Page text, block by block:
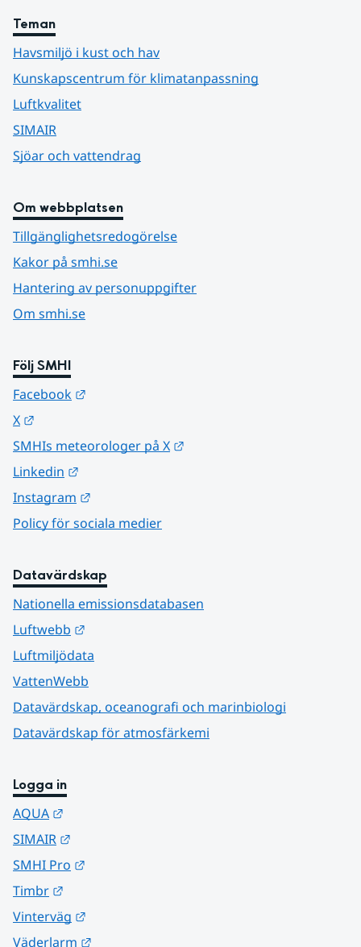
Teman
Havsmiljö i kust och hav
Kunskapscentrum för klimatanpassning
Luftkvalitet
SIMAIR
Sjöar och vattendrag
Om webbplatsen
Tillgänglighetsredogörelse
Kakor på smhi.se
Hantering av personuppgifter
Om smhi.se
Följ SMHI
Facebook
X
SMHIs meteorologer på X
Linkedin
Instagram
Policy för sociala medier
Datavärdskap
Nationella emissionsdatabasen
Luftwebb
Luftmiljödata
VattenWebb
Datavärdskap, oceanografi och marinbiologi
Datavärdskap för atmosfärkemi
Logga in
AQUA
SIMAIR
SMHI Pro
Timbr
Vinterväg
Väderlarm